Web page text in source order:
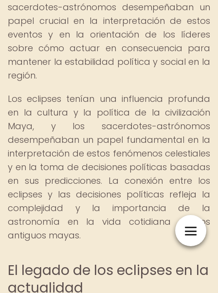
sacerdotes-astrónomos desempeñaban un
papel crucial en la interpretación de estos
eventos y en la orientación de los líderes
sobre cómo actuar en consecuencia para
mantener la estabilidad política y social en la
región.
Los eclipses tenían una influencia profunda
en la cultura y la política de la civilización
Maya, y los sacerdotes-astrónomos
desempeñaban un papel fundamental en la
interpretación de estos fenómenos celestiales
y en la toma de decisiones políticas basadas
en sus predicciones. La conexión entre los
eclipses y las decisiones políticas refleja la
complejidad y la importancia de la
astronomía en la vida cotidiana de los
antiguos mayas.
El legado de los eclipses en la
actualidad